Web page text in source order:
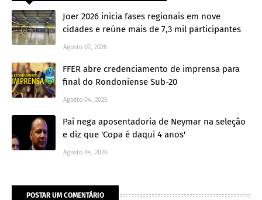
Joer 2026 inicia fases regionais em nove
cidades e reúne mais de 7,3 mil participantes
Agosto 07, 2026
FFER abre credenciamento de imprensa para
final do Rondoniense Sub-20
Agosto 04, 2026
Pai nega aposentadoria de Neymar na seleção
e diz que 'Copa é daqui 4 anos'
Agosto 04, 2026
POSTAR UM COMENTÁRIO